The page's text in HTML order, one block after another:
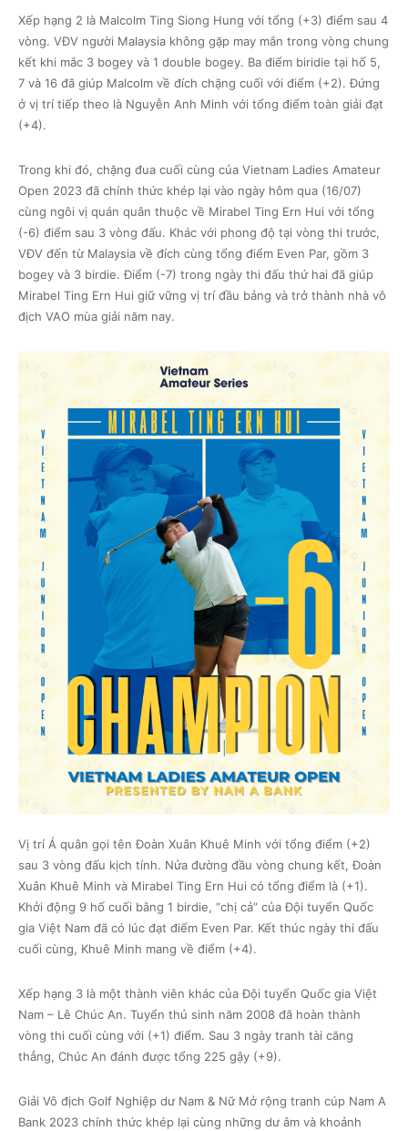
Xếp hạng 2 là Malcolm Ting Siong Hung với tổng (+3) điểm sau 4
vòng. VĐV người Malaysia không gặp may mắn trong vòng chung
kết khi mắc 3 bogey và 1 double bogey. Ba điểm biridie tại hố 5,
7 và 16 đã giúp Malcolm về đích chặng cuối với điểm (+2). Đứng
ở vị trí tiếp theo là Nguyễn Anh Minh với tổng điểm toàn giải đạt
(+4).
Trong khi đó, chặng đua cuối cùng của Vietnam Ladies Amateur
Open 2023 đã chính thức khép lại vào ngày hôm qua (16/07)
cùng ngôi vị quán quân thuộc về Mirabel Ting Ern Hui với tổng
(-6) điểm sau 3 vòng đấu. Khác với phong độ tại vòng thi trước,
VĐV đến từ Malaysia về đích cùng tổng điểm Even Par, gồm 3
bogey và 3 birdie. Điểm (-7) trong ngày thi đấu thứ hai đã giúp
Mirabel Ting Ern Hui giữ vững vị trí đầu bảng và trở thành nhà vô
địch VAO mùa giải năm nay.
Vị trí Á quân gọi tên Đoàn Xuân Khuê Minh với tổng điểm (+2)
sau 3 vòng đấu kịch tính. Nửa đường đầu vòng chung kết, Đoàn
Xuân Khuê Minh và Mirabel Ting Ern Hui có tổng điểm là (+1).
Khởi động 9 hố cuối bằng 1 birdie, “chị cả” của Đội tuyển Quốc
gia Việt Nam đã có lúc đạt điểm Even Par. Kết thúc ngày thi đấu
cuối cùng, Khuê Minh mang về điểm (+4).
Xếp hạng 3 là một thành viên khác của Đội tuyển Quốc gia Việt
Nam – Lê Chúc An. Tuyển thủ sinh năm 2008 đã hoàn thành
vòng thi cuối cùng với (+1) điểm. Sau 3 ngày tranh tài căng
thẳng, Chúc An đánh được tổng 225 gậy (+9).
Giải Vô địch Golf Nghiệp dư Nam & Nữ Mở rộng tranh cúp Nam A
Bank 2023 chính thức khép lại cùng những dư âm và khoảnh